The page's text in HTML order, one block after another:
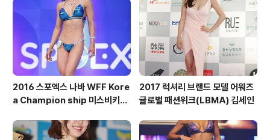
2016 스포엑스 나바 WFF Kore
a Champion ship 미스비키니
2017 럭셔리 브랜드 모델 어워즈
글로벌 패션위크(LBMA) 김세인